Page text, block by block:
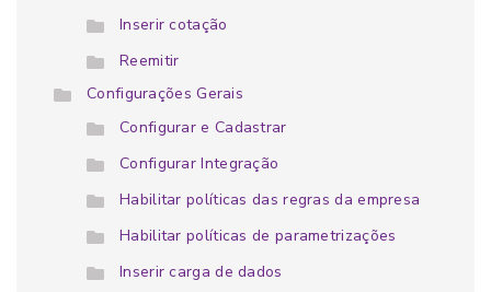
Inserir cotação
Reemitir
Configurações Gerais
Configurar e Cadastrar
Configurar Integração
Habilitar políticas das regras da empresa
Habilitar políticas de parametrizações
Inserir carga de dados